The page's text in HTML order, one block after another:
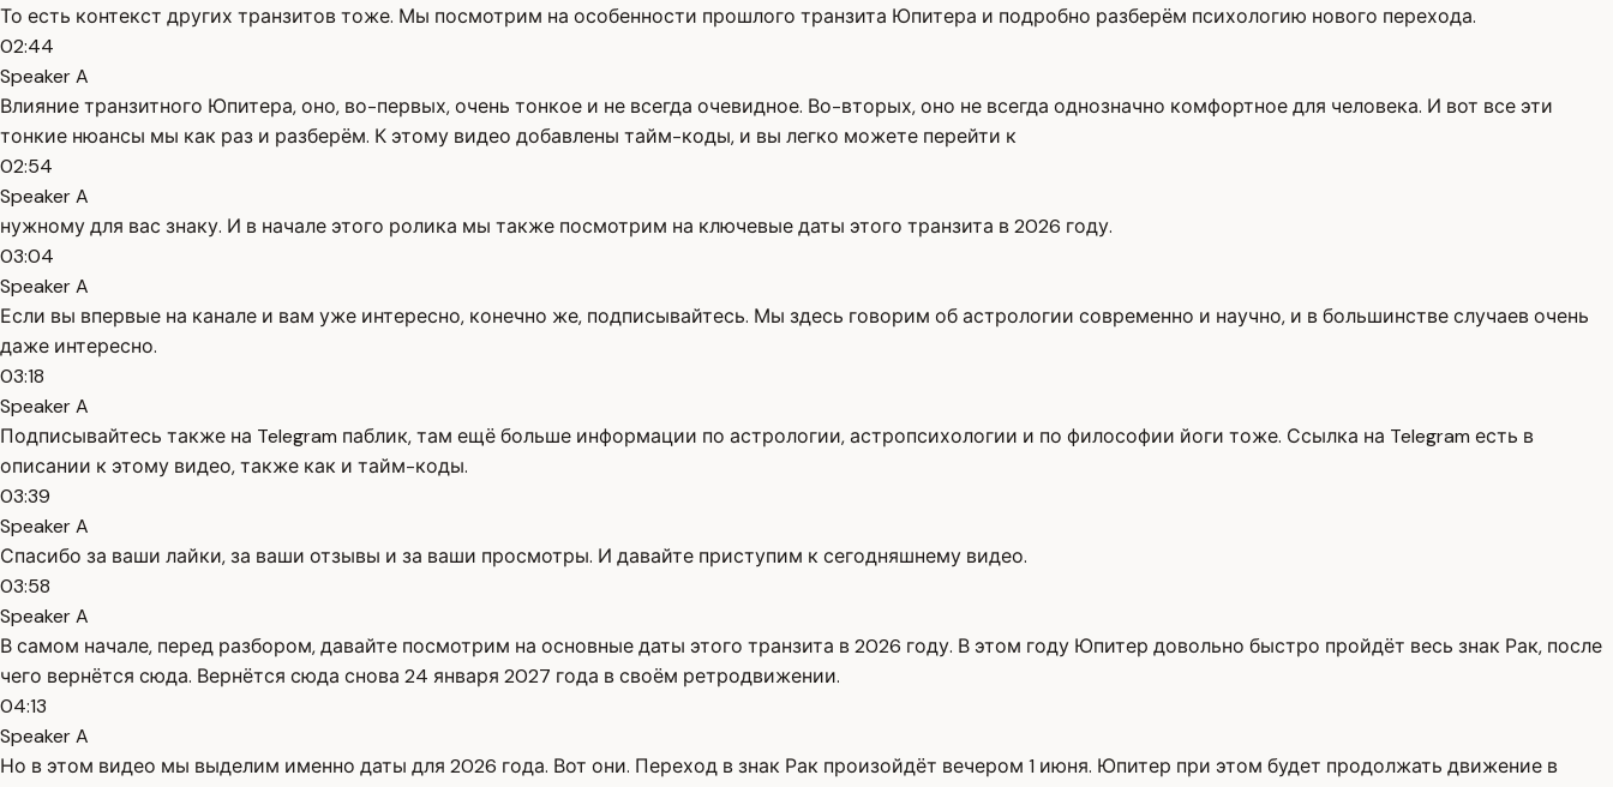
То есть контекст других транзитов тоже. Мы посмотрим на особенности прошлого транзита Юпитера и подробно разберём психологию нового перехода.
02:44
Speaker A
Влияние транзитного Юпитера, оно, во-первых, очень тонкое и не всегда очевидное. Во-вторых, оно не всегда однозначно комфортное для человека. И вот все эти
тонкие нюансы мы как раз и разберём. К этому видео добавлены тайм-коды, и вы легко можете перейти к
02:54
Speaker A
нужному для вас знаку. И в начале этого ролика мы также посмотрим на ключевые даты этого транзита в 2026 году.
03:04
Speaker A
Если вы впервые на канале и вам уже интересно, конечно же, подписывайтесь. Мы здесь говорим об астрологии современно и научно, и в большинстве случаев очень
даже интересно.
03:18
Speaker A
Подписывайтесь также на Telegram паблик, там ещё больше информации по астрологии, астропсихологии и по философии йоги тоже. Ссылка на Telegram есть в
описании к этому видео, также как и тайм-коды.
03:39
Speaker A
Спасибо за ваши лайки, за ваши отзывы и за ваши просмотры. И давайте приступим к сегодняшнему видео.
03:58
Speaker A
В самом начале, перед разбором, давайте посмотрим на основные даты этого транзита в 2026 году. В этом году Юпитер довольно быстро пройдёт весь знак Рак, после
чего вернётся сюда. Вернётся сюда снова 24 января 2027 года в своём ретродвижении.
04:13
Speaker A
Но в этом видео мы выделим именно даты для 2026 года. Вот они. Переход в знак Рак произойдёт вечером 1 июня. Юпитер при этом будет продолжать движение в